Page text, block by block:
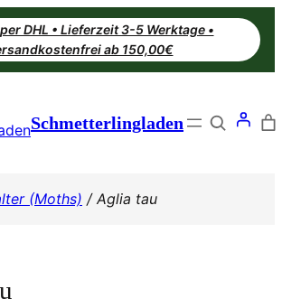
DHL • Lieferzeit 3-5 Werktage •
ab 150,00€
Schmetterlingladen Search
(Moths) / Aglia tau